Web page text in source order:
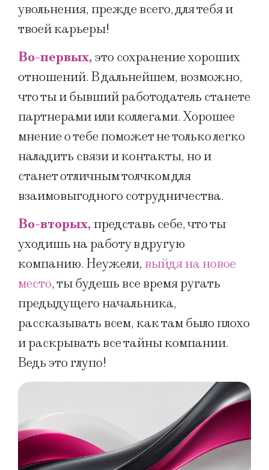
увольнения, прежде всего, для тебя и
твоей карьеры!
Во-первых,это сохранение хороших
отношений. В дальнейшем, возможно,
что ты и бывший работодатель станете
партнерами или коллегами. Хорошее
мнение о тебе поможет не только легко
наладить связи и контакты, но и
станет отличным толчком для
взаимовыгодного сотрудничества.
Во-вторых, представь себе, что ты
уходишь на работу в другую
компанию. Неужели, выйдя на новое
место, ты будешь все время ругать
предыдущего начальника,
рассказывать всем, как там было плохо
и раскрывать все тайны компании.
Ведь это глупо!